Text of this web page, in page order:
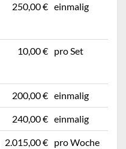
250,00 € einmalig
10,00 € pro Set
200,00 € einmalig
240,00 € einmalig
2.015,00 € pro Woche